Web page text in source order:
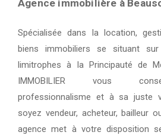
Agence immobilière à
Spécialisée dans la location,
biens immobiliers se situant
limitrophes à la Principauté de
IMMOBILIER vous
professionnalisme et à sa juste
soyez vendeur, acheteur, bailleur
agence met à votre disposition